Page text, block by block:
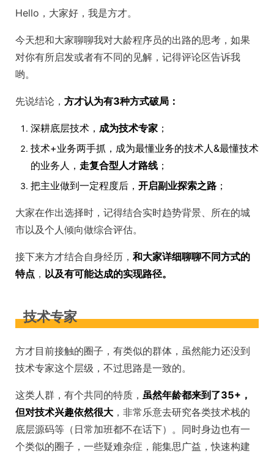
Hello，大家好，我是方才。
今天想和大家聊聊我对大龄程序员的出路的思考，如果
对你有所启发或者有不同的见解，记得评论区告诉我
哟。
先说结论， 方才认为有3种方式破局：
深耕底层技术， 成为技术专家 ；
技术+业务两手抓，成为最懂业务的技术人&最懂技术
的业务人， 走复合型人才路线 ；
把主业做到一定程度后， 开启副业探索之路 ；
大家在作出选择时，记得结合实时趋势背景、所在的城
市以及个人倾向做综合评估。
接下来方才结合自身经历， 和大家详细聊聊不同方式的
特点 ， 以及有可能达成的实现路径。
技术专家
方才目前接触的圈子，有类似的群体，虽然能力还没到
技术专家这个层级，不过思路是一致的。
这类人群，有个共同的特质， 虽然年龄都来到了35+，
但对技术兴趣依然很大 ，非常乐意去研究各类技术栈的
底层源码等（日常加班都不在话下）。同时身边也有一
个类似的圈子，一些疑难杂症，能集思广益，快速构建